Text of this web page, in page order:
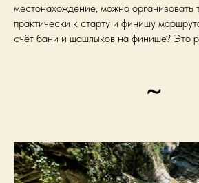
местонахождение, можно организовать
практически к старту и финишу
счёт бани и шашлыков на финише? Это
~